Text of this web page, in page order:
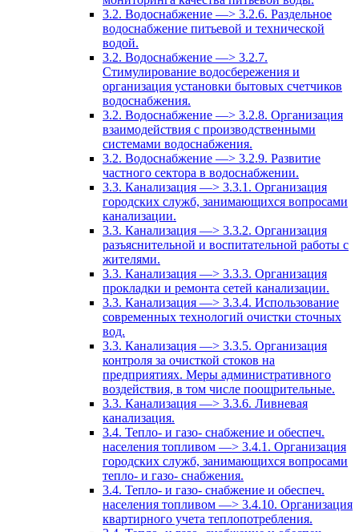
3.2. Водоснабжение —> 3.2.6. Раздельное
водоснабжение питьевой и технической
водой.
3.2. Водоснабжение —> 3.2.7.
Стимулирование водосбережения и
организация установки бытовых счетчиков
водоснабжения.
3.2. Водоснабжение —> 3.2.8. Организация
взаимодействия с производственными
системами водоснабжения.
3.2. Водоснабжение —> 3.2.9. Развитие
частного сектора в водоснабжении.
3.3. Канализация —> 3.3.1. Организация
городских служб, занимающихся вопросами
канализации.
3.3. Канализация —> 3.3.2. Организация
разъяснительной и воспитательной работы с
жителями.
3.3. Канализация —> 3.3.3. Организация
прокладки и ремонта сетей канализации.
3.3. Канализация —> 3.3.4. Использование
современных технологий очистки сточных
вод.
3.3. Канализация —> 3.3.5. Организация
контроля за очисткой стоков на
предприятиях. Меры административного
воздействия, в том числе поощрительные.
3.3. Канализация —> 3.3.6. Ливневая
канализация.
3.4. Тепло- и газо- снабжение и обеспеч.
населения топливом —> 3.4.1. Организация
городских служб, занимающихся вопросами
тепло- и газо- снабжения.
3.4. Тепло- и газо- снабжение и обеспеч.
населения топливом —> 3.4.10. Организация
квартирного учета теплопотребления.